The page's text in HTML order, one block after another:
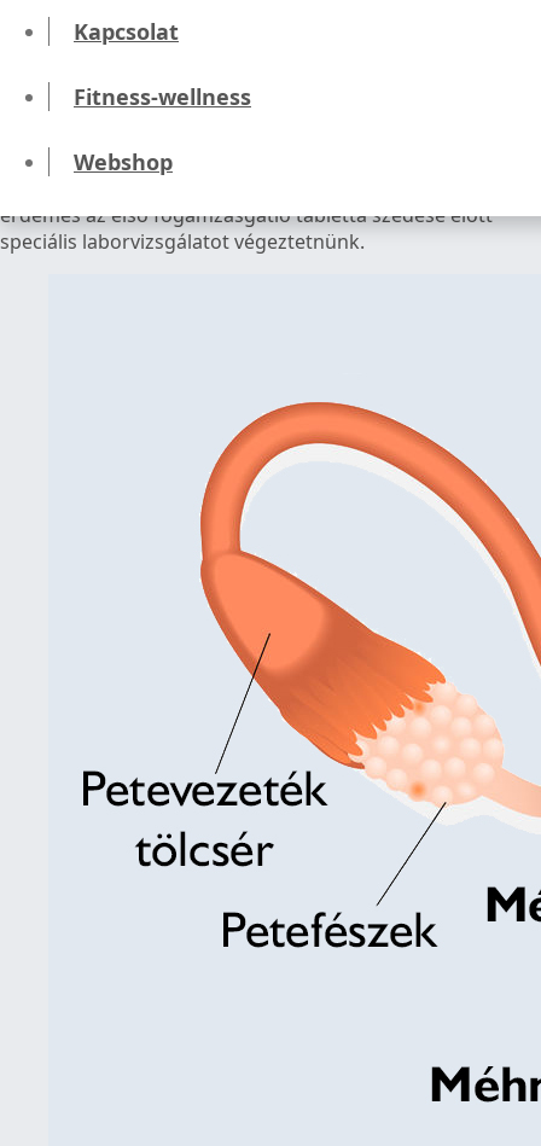
Kapcsolat
Fitness-wellness
Webshop
Mit kell tudni az első fogamzásgátló
tabletta szedése előtt?
szedésének is vannak kockázatai, mellékhatásai és
érdemes az első fogamzásgátló tabletta szedése előtt
speciális laborvizsgálatot végeztetnünk.